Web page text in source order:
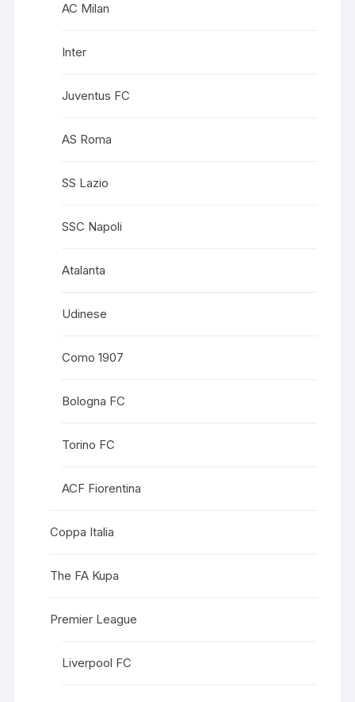
AC Milan
Inter
Juventus FC
AS Roma
SS Lazio
SSC Napoli
Atalanta
Udinese
Como 1907
Bologna FC
Torino FC
ACF Fiorentina
Coppa Italia
The FA Kupa
Premier League
Liverpool FC